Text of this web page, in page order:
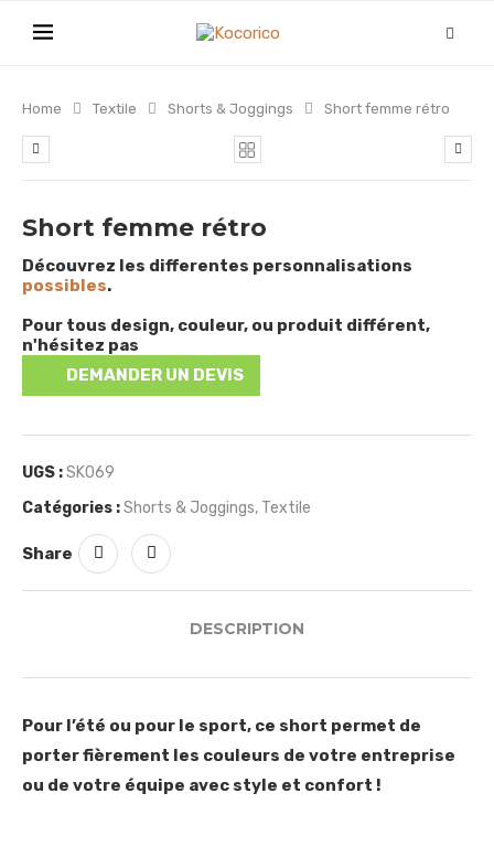
Home Textile Shorts & Joggings Short femme rétro
Short femme rétro
Découvrez les differentes personnalisations
possibles.
Pour tous design, couleur, ou produit différent,
n'hésitez pas
DEMANDER UN DEVIS
UGS :SK069
Catégories :Shorts & Joggings, Textile
Share
DESCRIPTION
Pour l’été ou pour le sport, ce short permet de
porter fièrement les couleurs de votre entreprise
ou de votre équipe avec style et confort !